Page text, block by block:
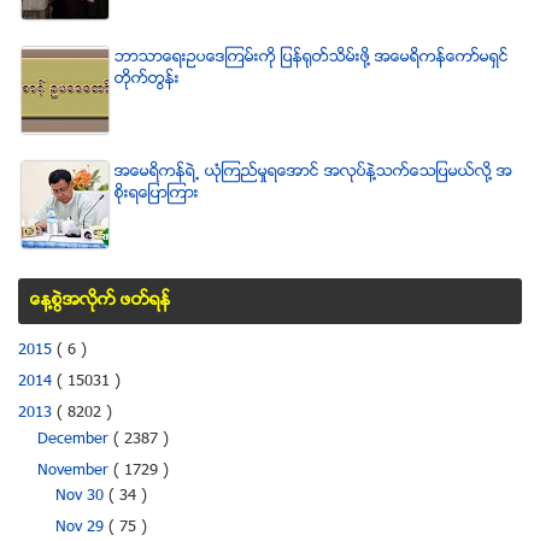
ဘာသာေရးဥပေဒၾကမ္းကို ျပန္ရုတ္သိမ္းဖို႔ အေမရိကန္ေကာ္မရွင္
တိုက္တြန္း
အေမရိကန္ရဲ႕ ယံုၾကည္မႈရေအာင္ အလုပ္နဲ႔သက္ေသျပမယ္လုိ႔ အ
စုိးရေျပာၾကား
ေန႔စြဲအလိုက္ ဖတ္ရန္
2015 ( 6 )
2014 ( 15031 )
2013 ( 8202 )
December ( 2387 )
November ( 1729 )
Nov 30( 34 )
Nov 29( 75 )